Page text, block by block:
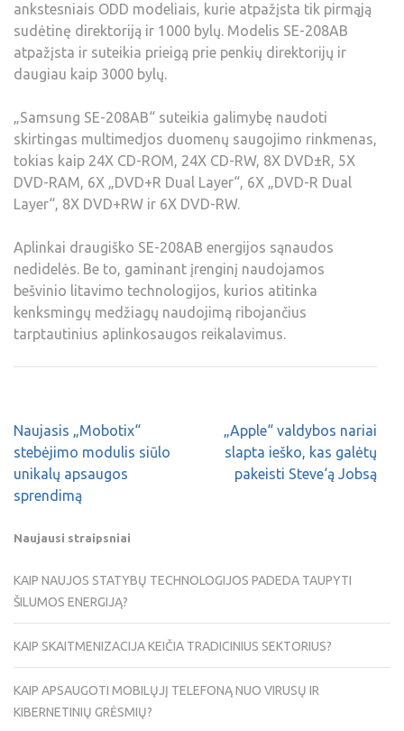
ankstesniais ODD modeliais, kurie atpažįsta tik pirmąją
sudėtinę direktoriją ir 1000 bylų. Modelis SE-208AB
atpažįsta ir suteikia prieigą prie penkių direktorijų ir
daugiau kaip 3000 bylų.
„Samsung SE-208AB“ suteikia galimybę naudoti
skirtingas multimedjos duomenų saugojimo rinkmenas,
tokias kaip 24X CD-ROM, 24X CD-RW, 8X DVD±R, 5X
DVD-RAM, 6X „DVD+R Dual Layer“, 6X „DVD-R Dual
Layer“, 8X DVD+RW ir 6X DVD-RW.
Aplinkai draugiško SE-208AB energijos sąnaudos
nedidelės. Be to, gaminant įrenginį naudojamos
bešvinio litavimo technologijos, kurios atitinka
kenksmingų medžiagų naudojimą ribojančius
tarptautinius aplinkosaugos reikalavimus.
Naujasis „Mobotix“
stebėjimo modulis siūlo
unikalų apsaugos
sprendimą
„Apple“ valdybos nariai
slapta ieško, kas galėtų
pakeisti Steve‘ą Jobsą
Naujausi straipsniai
KAIP NAUJOS STATYBŲ TECHNOLOGIJOS PADEDA TAUPYTI
ŠILUMOS ENERGIJĄ?
KAIP SKAITMENIZACIJA KEIČIA TRADICINIUS SEKTORIUS?
KAIP APSAUGOTI MOBILŲJĮ TELEFONĄ NUO VIRUSŲ IR
KIBERNETINIŲ GRĖSMIŲ?